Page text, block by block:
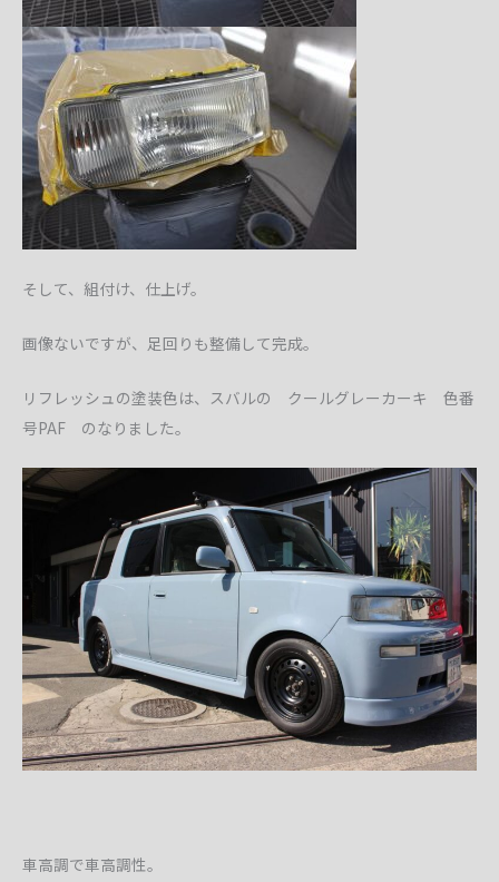
そして、組付け、仕上げ。
画像ないですが、足回りも整備して完成。
リフレッシュの塗装色は、スバルの クールグレーカーキ 色番
号PAF のなりました。
車高調で車高調性。